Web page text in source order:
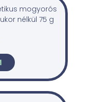
mogyorós
nélkül 75 g